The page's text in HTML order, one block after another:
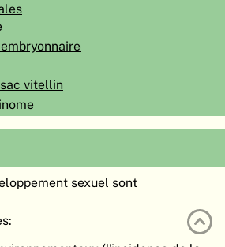
vitellin
sexuel sont